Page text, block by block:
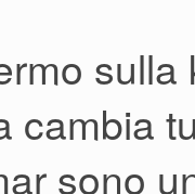
cambia
sono